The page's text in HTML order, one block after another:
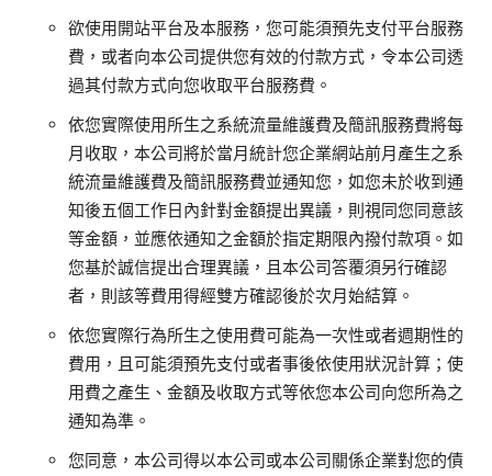
欲使用開站平台及本服務，您可能須預先支付平台服務
費，或者向本公司提供您有效的付款方式，令本公司透
過其付款方式向您收取平台服務費。
依您實際使用所生之系統流量維護費及簡訊服務費將每
月收取，本公司將於當月統計您企業網站前月產生之系
統流量維護費及簡訊服務費並通知您，如您未於收到通
知後五個工作日內針對金額提出異議，則視同您同意該
等金額，並應依通知之金額於指定期限內撥付款項。如
您基於誠信提出合理異議，且本公司答覆須另行確認
者，則該等費用得經雙方確認後於次月始結算。
依您實際行為所生之使用費可能為一次性或者週期性的
費用，且可能須預先支付或者事後依使用狀況計算；使
用費之產生、金額及收取方式等依您本公司向您所為之
通知為準。
您同意，本公司得以本公司或本公司關係企業對您的債